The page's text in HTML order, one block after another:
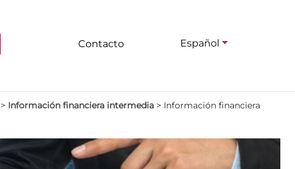
Contacto Español
> Información financiera intermedia > Información financiera